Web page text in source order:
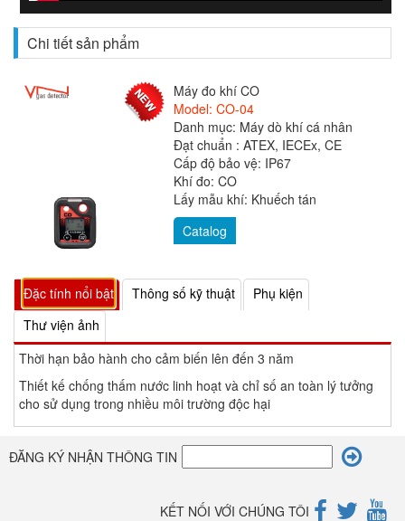
Chi tiết sản phẩm
Máy đo khí CO
Model: CO-04
Danh mục: Máy dò khí cá nhân
Đạt chuẩn : ATEX, IECEx, CE
Cấp độ bảo vệ: IP67
Khí đo: CO
Lấy mẫu khí: Khuếch tán
Catalog
Đặc tính nổi bật Thông số kỹ thuật
Phụ kiện
Thư viện ảnh
Thời hạn bảo hành cho cảm biến lên đến 3 năm
Thiết kế chống thấm nước linh hoạt và chỉ số an toàn lý tưởng
cho sử dụng trong nhiều môi trường độc hại
ĐĂNG KÝ NHẬN THÔNG TIN
KẾT NỐI VỚI CHÚNG TÔI